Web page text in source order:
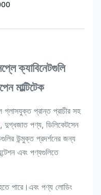
ক্যাবিনেটগুলি
মাল্টিটেক
গ্লাসযুক্ত প্রান্ত প্রাচীর সহ
দুগ্ধজাত পণ্য, ডিলিকেটসেন
উন্মুক্ত প্রদর্শনের জন্য
এবং পণ্যগুলিতে
পারে।এবং পণ্য লোডিং